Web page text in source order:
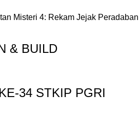
Misteri 4: Rekam Jejak
& BUILD
34 STKIP PGRI